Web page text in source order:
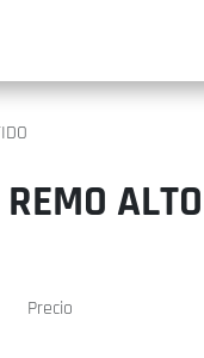
REMO
Precio